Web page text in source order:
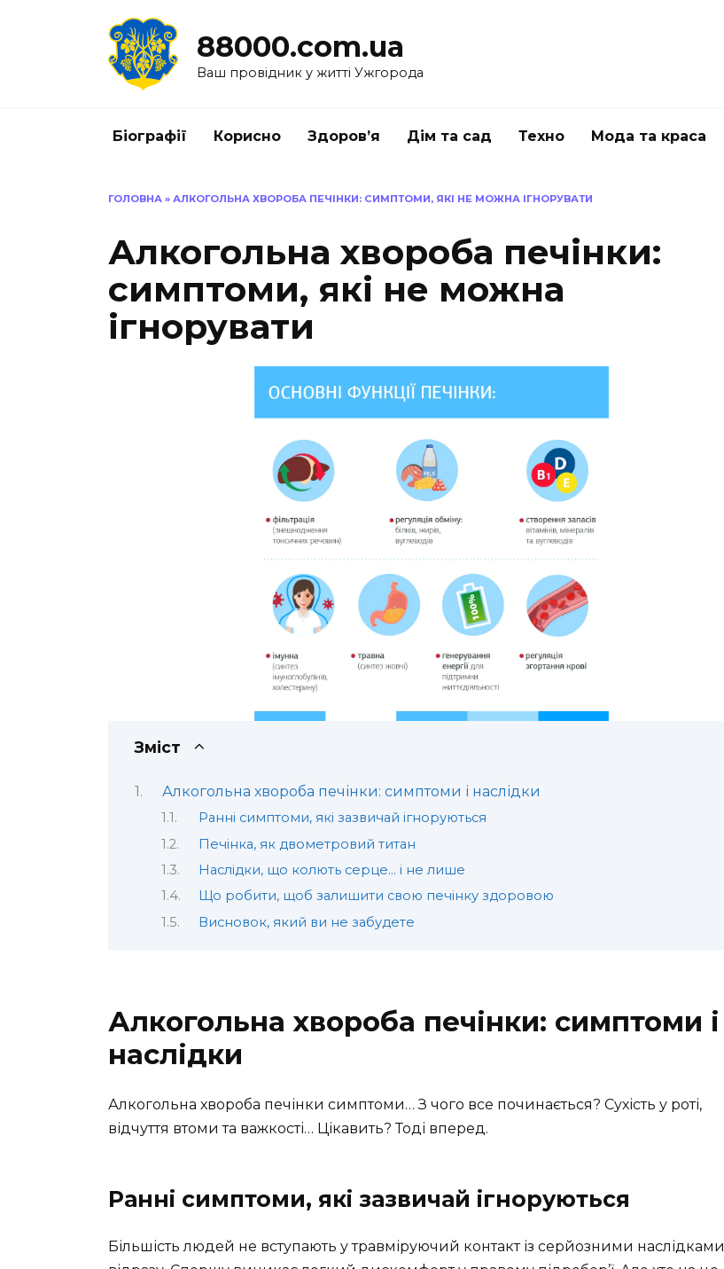
88000.com.ua
Ваш провідник у житті Ужгорода
Біографії Корисно Здоров’я Дім та сад Техно Мода та краса
ГОЛОВНА » АЛКОГОЛЬНА ХВОРОБА ПЕЧІНКИ: СИМПТОМИ, ЯКІ НЕ МОЖНА ІГНОРУВАТИ
Алкогольна хвороба печінки:
симптоми, які не можна
ігнорувати
Зміст
Алкогольна хвороба печінки: симптоми і наслідки
Ранні симптоми, які зазвичай ігноруються
Печінка, як двометровий титан
Наслідки, що колють серце… і не лише
Що робити, щоб залишити свою печінку здоровою
Висновок, який ви не забудете
Алкогольна хвороба печінки: симптоми і
наслідки
Алкогольна хвороба печінки симптоми… З чого все починається? Сухість у роті,
відчуття втоми та важкості… Цікавить? Тоді вперед.
Ранні симптоми, які зазвичай ігноруються
Більшість людей не вступають у травміруючий контакт із серйозними наслідками